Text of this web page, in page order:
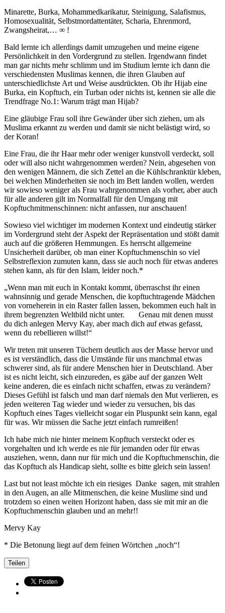
Minarette, Burka, Mohammedkarikatur, Steinigung, Salafismus,
Homosexualität, Selbstmordattentäter, Scharia, Ehrenmord,
Zwangsheirat,… ∞ !
Bald lernte ich allerdings damit umzugehen und meine eigene
Persönlichkeit in den Vordergrund zu stellen. Irgendwann findet
man gar nichts mehr schlimm und im Studium lernte ich dann die
verschiedensten Muslimas kennen, die ihren Glauben auf
unterschiedlichste Art und Weise ausdrückten. Ob ihr Hijab eine
Burka, ein Kopftuch, ein Turban oder nichts ist, kennen sie alle die
Trendfrage No.1: Warum trägt man Hijab?
Eine gläubige Frau soll ihre Gewänder über sich ziehen, um als
Muslima erkannt zu werden und damit sie nicht belästigt wird, so
der Koran!
Eine Frau, die ihr Haar mehr oder weniger kunstvoll verdeckt, soll
oder will also nicht wahrgenommen werden? Nein, abgesehen von
den wenigen Männern, die sich Zettel an die Kühlschranktür kleben,
bei welchen Minderheiten sie noch im Bett landen wollen, werden
wir sowieso weniger als Frau wahrgenommen als vorher, aber auch
für alle anderen gilt im Normalfall für den Umgang mit
Kopftuchmitmenschinnen: nicht anfassen, nur anschauen!
Sowieso viel wichtiger im modernen Kontext und eindeutig stärker
im Vordergrund steht der Aspekt der Repräsentation und stößt damit
auch auf die größeren Hemmungen. Es herrscht allgemeine
Unsicherheit darüber, ob man einer Kopftuchmenschin so viel
Selbstreflexion zumuten kann, dass sie auch noch für etwas anderes
stehen kann, als für den Islam, leider noch.*
„Wenn man mit euch in Kontakt kommt, überraschst ihr einen
wahnsinnig und gerade Menschen, die kopftuchtragende Mädchen
von vorneherein in ein Raster fallen lassen, bekommen euch halt in
ihrem begrenzten Weltbild nicht unter. Genau mit denen musst
du dich anlegen Mervy Kay, aber mach dich auf etwas gefasst,
wenn du rebellieren willst!“
Wir treten mit unseren Tüchern deutlich aus der Masse hervor und
es ist verständlich, dass die Umstände für uns manchmal etwas
schwerer sind, als für andere Menschen hier in Deutschland. Aber
ist es nicht leicht, sich einzureden, es gäbe auf der ganzen Welt
keine anderen, die es einfach nicht schaffen, etwas zu verändern?
Dieses Gefühl ist falsch und man darf niemals den Mut verlieren, es
jeden weiteren Tag wieder und wieder zu versuchen, bis das
Kopftuch eines Tages vielleicht sogar ein Pluspunkt sein kann, egal
für was. Wir müssen die Sache jetzt einfach rumreißen!
Ich habe mich nie hinter meinem Kopftuch versteckt oder es
vorgehalten und ich werde es nie für jemanden oder für etwas
ausziehen, wenn, dann nur für mich und die Kopftuchmenschin, die
das Kopftuch als Handicap sieht, sollte es bitte gleich sein lassen!
Last but not least möchte ich ein riesiges Danke sagen, mit strahlen
in den Augen, an alle Mitmenschen, die keine Muslime sind und
trotzdem so einen weiten Horizont haben, dass sie mit mir an die
Kopftuchmenschin glauben und an mehr!!
Mervy Kay
* Die Betonung liegt auf dem feinen Wörtchen „noch“!
Teilen